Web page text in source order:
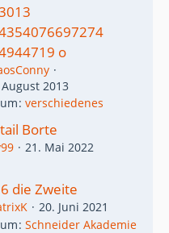
o
2013
verschiedenes
Borte
21. Mai 2022
die Zweite
20. Juni 2021
Schneider Akademie